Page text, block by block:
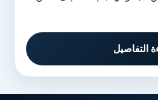
التفاصيل